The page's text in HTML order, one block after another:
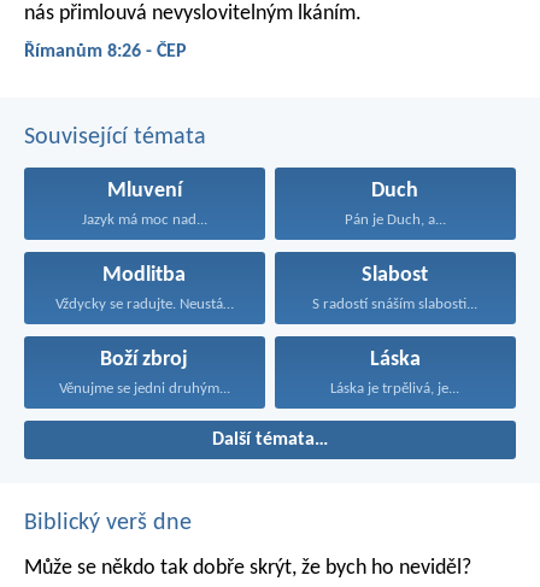
nás přimlouvá nevyslovitelným lkáním.
Římanům 8:26 - ČEP
Související témata
Mluvení
Jazyk má moc nad...
Duch
Pán je Duch, a...
Modlitba
Vždycky se radujte. Neustále...
Slabost
S radostí snáším slabosti...
Boží zbroj
Věnujme se jedni druhým...
Láska
Láska je trpělivá, je...
Další témata…
Biblický verš dne
Může se někdo tak dobře skrýt, že bych ho neviděl?